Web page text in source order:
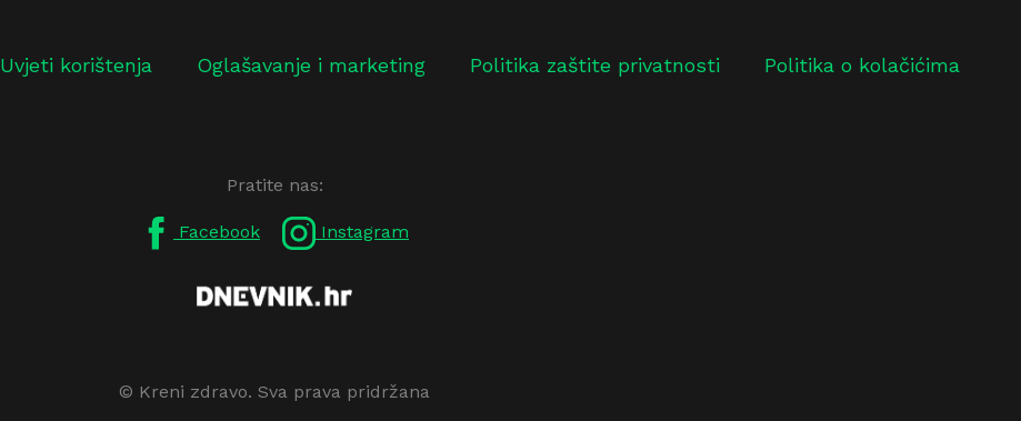
Uvjeti korištenja Oglašavanje i marketing Politika zaštite privatnosti Politika o kolačićima
Pratite nas:
Facebook Instagram
© Kreni zdravo. Sva prava pridržana